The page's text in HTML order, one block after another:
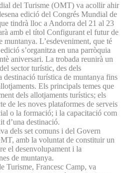
del Turisme (OMT) va acollir ahir
edició del Congrés Mundial de
tindrà lloc a Andorra del 21 al 23
amb el títol Configurant el futur de
muntanya. L’esdeveniment, que té
s’organitza en una parròquia
aniversari. La trobada reunirà un
sector turístic, des dels
destinació turística de muntanya fins
Els principals temes que
dels allotjaments turístics; els
de les noves plataformes de serveis
o la formació; i la capacitació com
d’una destinació.
dels set comuns i del Govern
amb la voluntat de constituir un
el desenvolupament i la
de muntanya.
Turisme, Francesc Camp, va